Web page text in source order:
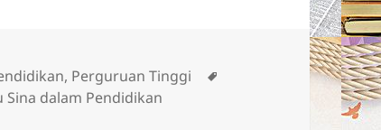
, Perguruan Tinggi
dalam Pendidikan